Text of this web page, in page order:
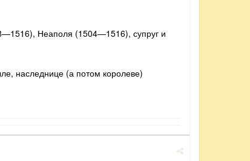
Неаполя (1504—1516), супруг и
наследнице (а потом королеве)